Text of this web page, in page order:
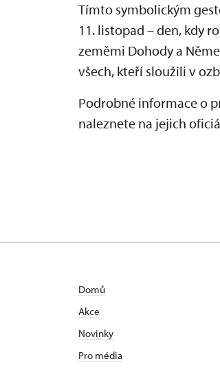
Tímto symbolickým
11. listopad – den, kdy
zeměmi Dohody a
všech, kteří sloužili v
Podrobné informace o
naleznete na jejich
Domů
Akce
Novinky
Pro média